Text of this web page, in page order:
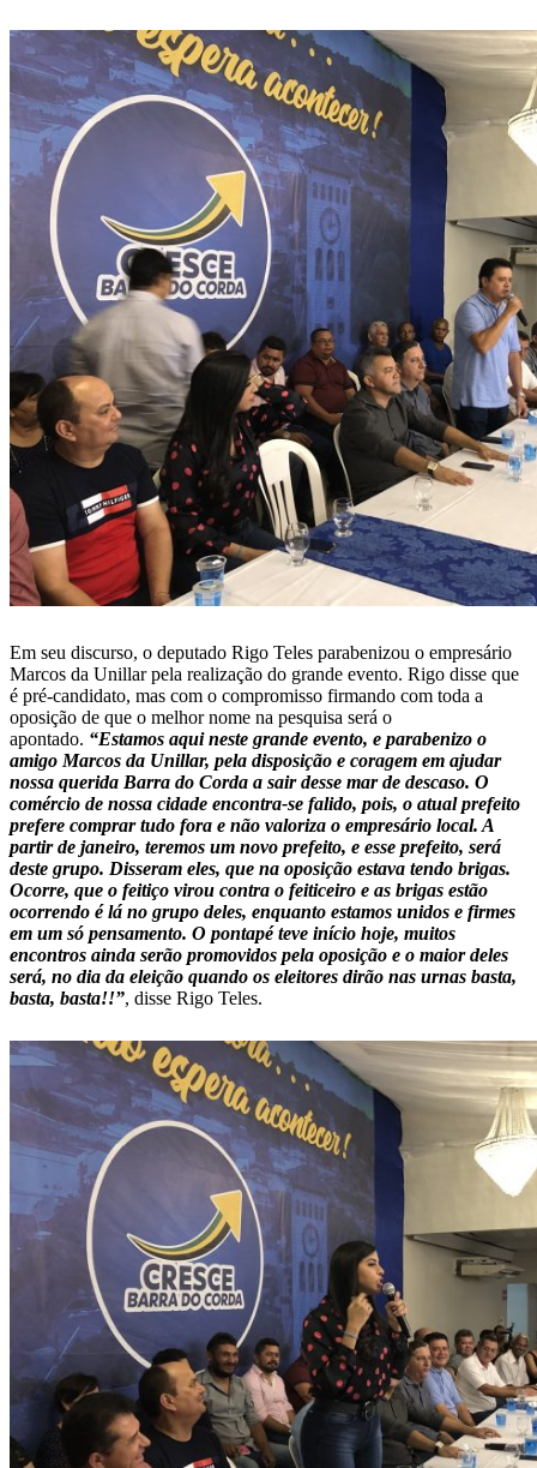
Em seu discurso, o deputado Rigo Teles parabenizou o empresário
Marcos da Unillar pela realização do grande evento. Rigo disse que
é pré-candidato, mas com o compromisso firmando com toda a
oposição de que o melhor nome na pesquisa será o
apontado. “Estamos aqui neste grande evento, e parabenizo o
amigo Marcos da Unillar, pela disposição e coragem em ajudar
nossa querida Barra do Corda a sair desse mar de descaso. O
comércio de nossa cidade encontra-se falido, pois, o atual prefeito
prefere comprar tudo fora e não valoriza o empresário local. A
partir de janeiro, teremos um novo prefeito, e esse prefeito, será
deste grupo. Disseram eles, que na oposição estava tendo brigas.
Ocorre, que o feitiço virou contra o feiticeiro e as brigas estão
ocorrendo é lá no grupo deles, enquanto estamos unidos e firmes
em um só pensamento. O pontapé teve início hoje, muitos
encontros ainda serão promovidos pela oposição e o maior deles
será, no dia da eleição quando os eleitores dirão nas urnas basta,
basta, basta!!”, disse Rigo Teles.